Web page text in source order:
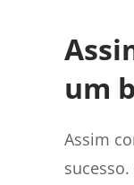
um
Assim